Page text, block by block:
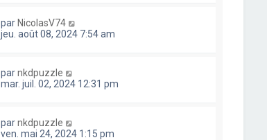
par NicolasV74
jeu. août 08, 2024 7:54 am
parnkdpuzzle
mar. juil. 02, 2024 12:31 pm
parnkdpuzzle
ven. mai 24, 2024 1:15 pm